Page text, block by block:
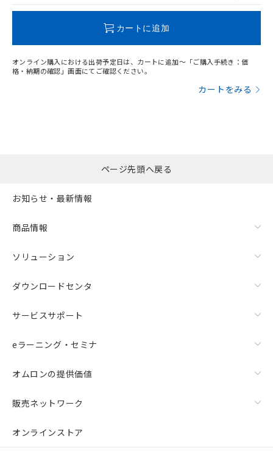
カートに追加
オンライン購入における出荷予定日は、カートに追加～「ご購入手続き：価
格・納期の確認」画面にてご確認ください。
カートをみる
ページ先頭へ戻る
お知らせ・最新情報
商品情報
ソリューション
ダウンロードセンタ
サービスサポート
eラーニング・セミナ
オムロンの提供価値
販売ネットワーク
オンラインストア